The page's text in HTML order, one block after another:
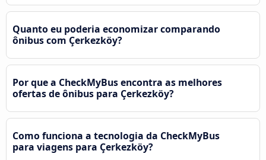
Quanto eu poderia economizar comparando
ônibus com Çerkezköy?
Por que a CheckMyBus encontra as melhores
ofertas de ônibus para Çerkezköy?
Como funciona a tecnologia da CheckMyBus
para viagens para Çerkezköy?